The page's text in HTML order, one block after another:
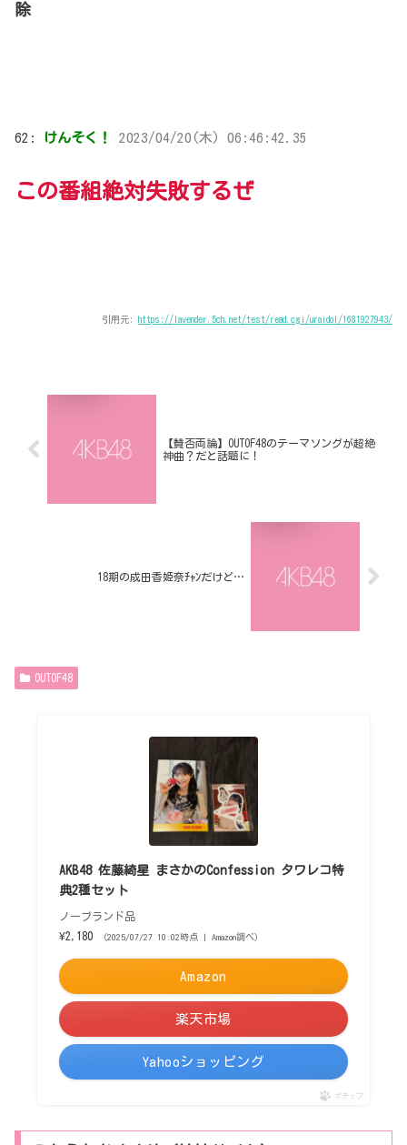
除
62: けんそく！ 2023/04/20(木) 06:46:42.35
この番組絶対失敗するぜ
引用元: https://lavender.5ch.net/test/read.cgi/uraidol/1681927943/
【賛否両論】OUTOF48のテーマソングが超絶
神曲？だと話題に！
18期の成田香姫奈ﾁｬﾝだけど…
OUTOF48
AKB48 佐藤綺星 まさかのConfession タワレコ特
典2種セット
ノーブランド品
¥2,180
（2025/07/27 10:02時点 | Amazon調べ）
Amazon
楽天市場
Yahooショッピング
ポチップ